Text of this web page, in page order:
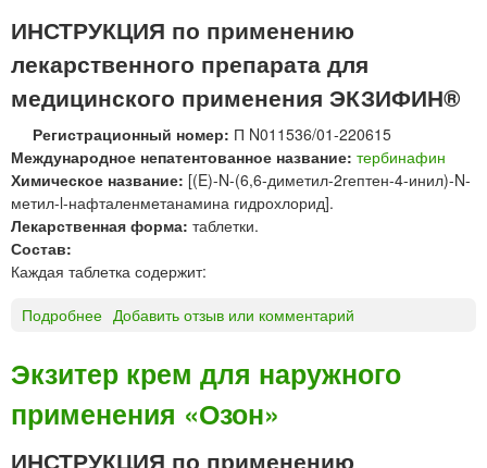
р
ж
н
г
о
п
р
и
е
и
я
Е
Р
Л
®
к
р
е
м
л
у
ж
н
о
ИНСТРУКЦИЯ по применению
лекарственного препарата для
медицинского применения ЭКЗИФИН®
Регистрационный номер: П N011536/01-220615
Международное непатентованное название: тербинафин
Химическое название: [(E)-N-(6,6-диметил-2гептен-4-инил)-N-
метил-l-нафталенметанамина гидрохлорид].
Лекарственная форма: таблетки.
Состав:
Каждая таблетка содержит:
Подробнее
З
И
Ф
И
Добавить отзыв или комментарий
Экзитер крем для наружного
применения «Озон»
ИНСТРУКЦИЯ по применению